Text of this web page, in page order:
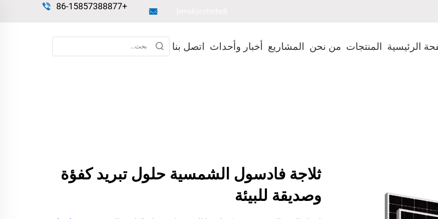
+86-15857388877
الرئيسية المنتجات من نحن المشاريع أخبار وأحداث اتصل بنا
ثلاجة فادسول الشمسية حلول تبريد كفؤة
وصديقة للبيئة